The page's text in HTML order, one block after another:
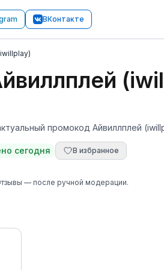
ВКонтакте
промокод Айвиллплей
сегодня В избранное
— после ручной модерации.